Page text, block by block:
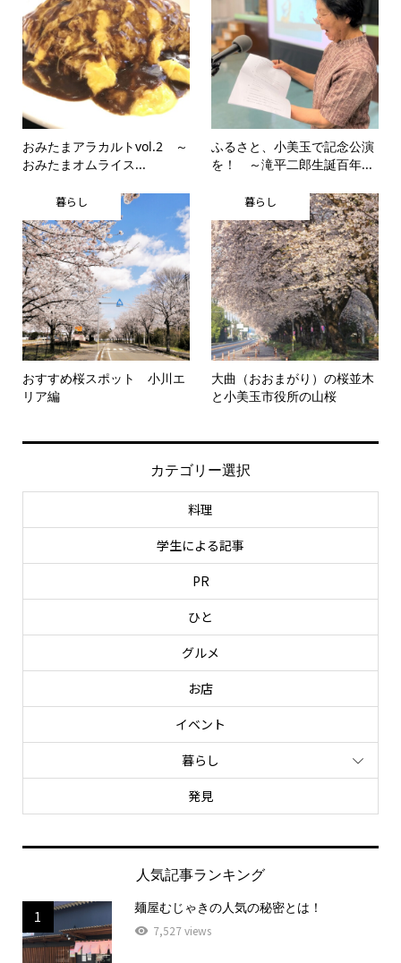
おみたまアラカルトvol.2 ～
おみたまオムライス...
ふるさと、小美玉で記念公演
を！ ～滝平二郎生誕百年...
暮らし
おすすめ桜スポット 小川エ
リア編
暮らし
大曲（おおまがり）の桜並木
と小美玉市役所の山桜
カテゴリー選択
料理
学生による記事
PR
ひと
グルメ
お店
イベント
暮らし
発見
人気記事ランキング
1
麺屋むじゃきの人気の秘密とは！
7,527 views